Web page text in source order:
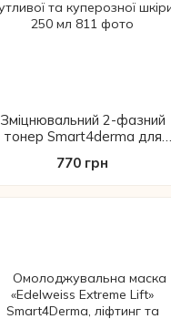
Зміцнювальний 2-фазний
тонер Smart4derma для
250 мл
770 грн